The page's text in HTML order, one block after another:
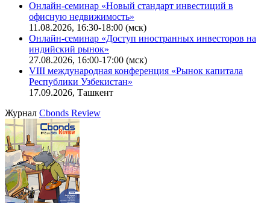
Онлайн-семинар «Новый стандарт инвестиций в
офисную недвижимость»
11.08.2026, 16:30-18:00 (мск)
Онлайн-семинар «Доступ иностранных инвесторов на
индийский рынок»
27.08.2026, 16:00-17:00 (мск)
VIII международная конференция «Рынок капитала
Республики Узбекистан»
17.09.2026, Ташкент
Журнал Cbonds Review